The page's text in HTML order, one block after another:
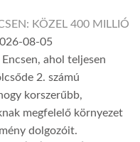
KÖZEL 400 MILLIÓ
08-05
ahol teljesen
2. számú
korszerűbb,
megfelelő környezet
dolgozóit.